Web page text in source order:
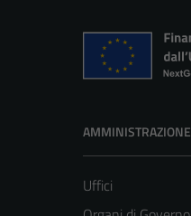
AMMINISTRAZIONE
Uffici